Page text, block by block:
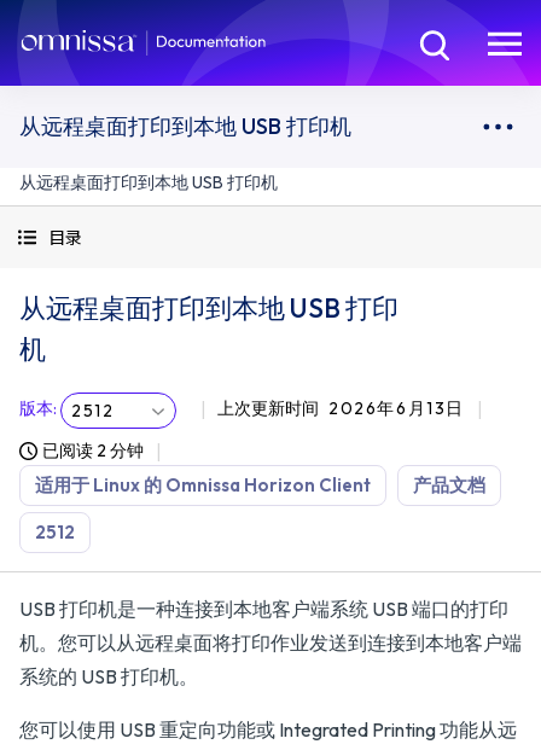
从远程桌面打印到本地 USB 打印机
从远程桌面打印到本地 USB 打印机
目录
从远程桌面打印到本地 USB 打印
机
版本: 2512 上次更新时间 2026年6月13日
已阅读 2 分钟
适用于 Linux 的 Omnissa Horizon Client 产品文档
2512
USB 打印机是一种连接到本地客户端系统 USB 端口的打印
机。您可以从远程桌面将打印作业发送到连接到本地客户端
系统的 USB 打印机。
您可以使用 USB 重定向功能或 Integrated Printing 功能从远